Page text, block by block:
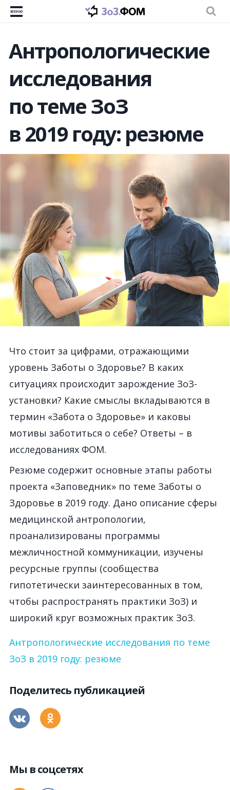
МЕНЮ
Антропологические
исследования
по теме ЗоЗ
в 2019 году: резюме
Что стоит за цифрами, отражающими
уровень Заботы о Здоровье? В каких
ситуациях происходит зарождение ЗоЗ-
установки? Какие смыслы вкладываются в
термин «Забота о Здоровье» и каковы
мотивы заботиться о себе? Ответы – в
исследованиях ФОМ.
Резюме содержит основные этапы работы
проекта «Заповедник» по теме Заботы о
Здоровье в 2019 году. Дано описание сферы
медицинской антропологии,
проанализированы программы
межличностной коммуникации, изучены
ресурсные группы (сообщества
гипотетически заинтересованных в том,
чтобы распространять практики ЗоЗ) и
широкий круг возможных практик ЗоЗ.
Антропологические исследования по теме
ЗоЗ в 2019 году: резюме
Поделитесь публикацией
Мы в соцсетях